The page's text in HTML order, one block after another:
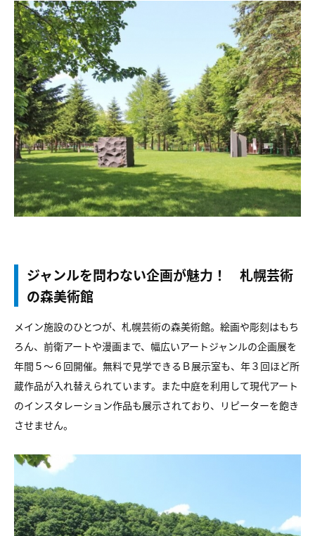
ジャンルを問わない企画が魅力！ 札幌芸術
の森美術館
メイン施設のひとつが、札幌芸術の森美術館。絵画や彫刻はもち
ろん、前衛アートや漫画まで、幅広いアートジャンルの企画展を
年間５～６回開催。無料で見学できるＢ展示室も、年３回ほど所
蔵作品が入れ替えられています。また中庭を利用して現代アート
のインスタレーション作品も展示されており、リピーターを飽き
させません。